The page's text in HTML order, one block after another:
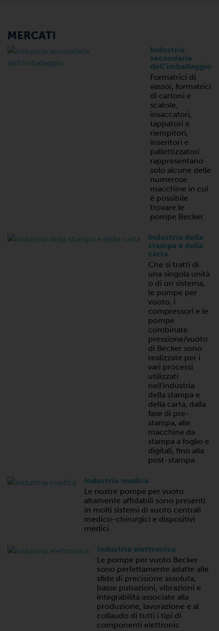
MERCATI
Industria
secondaria
dell'imballaggio
Formatrici di
vassoi, formatrici
di cartoni e
scatole,
insaccatori,
tappatori e
riempitori,
inseritori e
pallettizzatori
rappresentano
solo alcune delle
numerose
macchine in cui
è possibile
trovare le
pompe Becker.
Industria della
stampa e della
carta
Che si tratti di
una singola unità
o di un sistema,
le pompe per
vuoto, i
compressori e le
pompe
combinate
pressione/vuoto
di Becker sono
realizzate per i
vari processi
utilizzati
nell'industria
della stampa e
della carta, dalla
fase di pre-
stampa, alle
macchine da
stampa a foglio e
digitali, fino alla
post-stampa.
Industria medica
Le nostre pompe per vuoto
altamente affidabili sono presenti
in molti sistemi di vuoto centrali
medico-chirurgici e dispositivi
medici.
Industria elettronica
Le pompe per vuoto Becker
sono perfettamente adatte alle
sfide di precisione assoluta,
basse pulsazioni, vibrazioni e
integrabilità associate alla
produzione, lavorazione e al
collaudo di tutti i tipi di
componenti elettronic